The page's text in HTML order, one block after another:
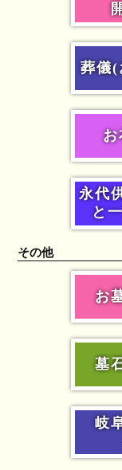
葬儀(
お
永代
と
その他
お
墓
岐